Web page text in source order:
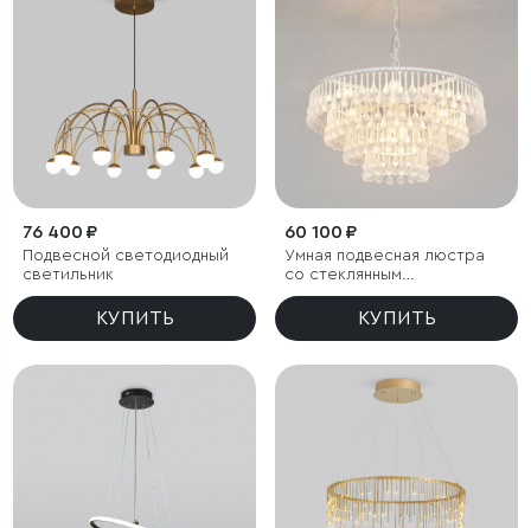
76 400 ₽
Подвесной светодиодный
светильник
КУПИТЬ
60 100 ₽
Умная подвесная люстра
со стеклянным
рассеивателем
КУПИТЬ